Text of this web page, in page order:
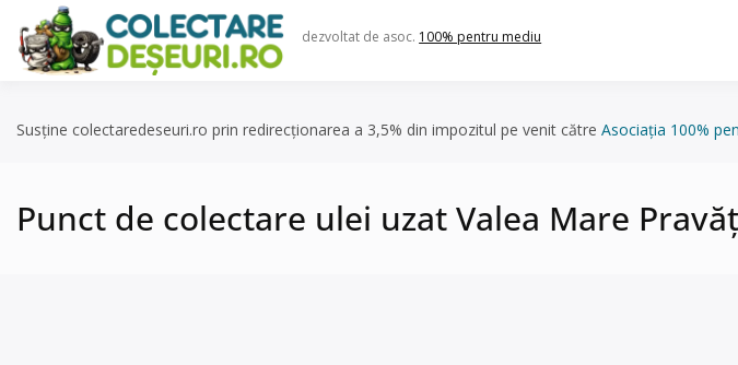
content
dezvoltat de asoc. 100% pentru mediu
Susține colectaredeseuri.ro prin redirecționarea a 3,5% din impozitul pe venit către Asociația 100%
Punct de colectare ulei uzat Valea Mare Pravăț